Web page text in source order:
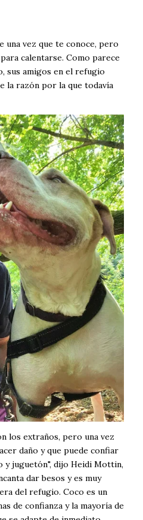
una vez que te conoce, pero
calentarse. Como parece
sus amigos en el refugio
la razón por la que todavía
los extraños, pero una vez
daño y que puede confiar
y juguetón", dijo Heidi Mottin,
dar besos y es muy
del refugio. Coco es un
de confianza y la mayoría de